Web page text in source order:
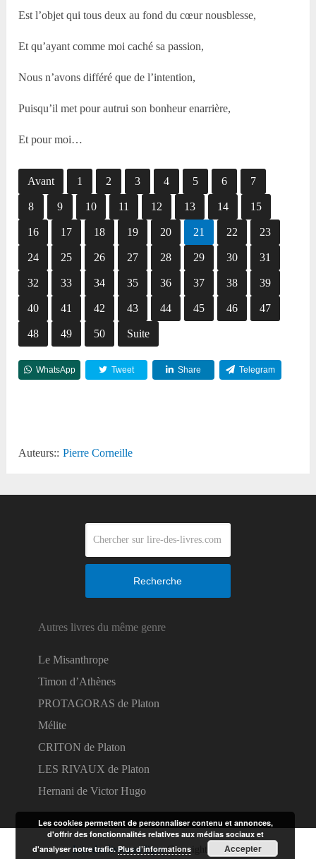
Est l’objet qui tous deux au fond du cœur nousblesse,
Et qu’ayant comme moi caché sa passion,
Nous n’avons différé que de l’intention,
Puisqu’il met pour autrui son bonheur enarrière,
Et pour moi…
Avant 1 2 3 4 5 6 7
8 9 10 11 12 13 14 15
16 17 18 19 20 21 22 23
24 25 26 27 28 29 30 31
32 33 34 35 36 37 38 39
40 41 42 43 44 45 46 47
48 49 50 Suite
WhatsApp Tweet Share Telegram
Auteurs:: Pierre Corneille
Recherche
Autres livres du même genre
Le Misanthrope
Timon d’Athènes
PROTAGORAS de Platon
Mélite
CRITON de Platon
LES RIVAUX de Platon
Hernani de Victor Hugo
Lire des livres en ligneCopyright © 2026.
Les cookies permettent de personnaliser contenu et annonces,
d'offrir des fonctionnalités relatives aux médias sociaux et
d'analyser notre trafic.Plus d’informations Accepter